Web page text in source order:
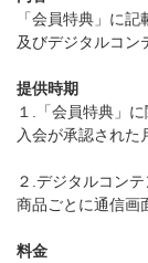
「会員特典」に
及びデジタルコン
提供時期
１.「会員特典」
入会が承認された
２.デジタルコン
商品ごとに通信画
料金